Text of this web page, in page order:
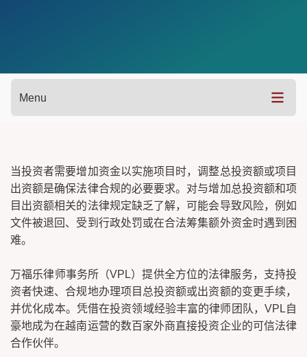
Menu
当投资者需要增加资金以实施项目时，调整总投资额或项目
出资额是确保法律合规的必要要求。对与增加总投资额和项
目出资额相关的法律规定缺乏了解，可能会导致风险，例如
文件被退回、受到行政处罚或在合法筹集额外资金时遇到困
难。
万福乐律师事务所（VPL）提供全方位的法律服务，支持投
资者快速、合规地办理项目总投资额或出资额的变更手续，
并优化成本。凭借在投资领域经验丰富的律师团队，VPL自
豪地成为在越南运营的数百家外商直接投资企业的可信法律
合作伙伴。